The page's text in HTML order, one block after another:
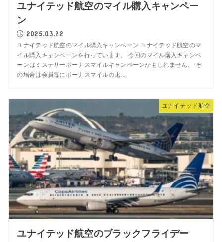
ユナイテッド航空のマイル購入キャンペー
ン
2025.03.22
ユナイテッド航空のマイル購入キャンペーン ユナイテッド航空のマ
イル購入キャンペーンを行っています。 今回のマイル購入キャンペ
ーンはミステリーボーナスマイルキャンペーンかもしれません。 そ
の場合は会員毎にボーナスマイルの比...
ユナイテッド航空
ユナイテッド航空のブラックフライデー